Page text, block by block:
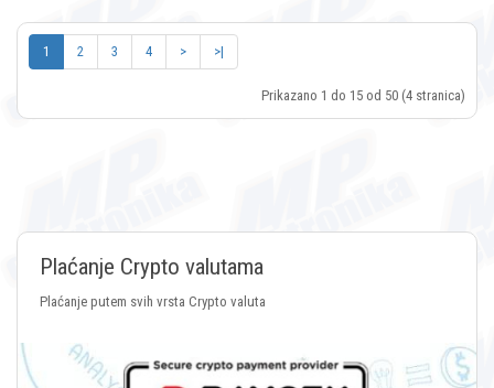
1 2 3 4 > >|
Prikazano 1 do 15 od 50 (4 stranica)
Plaćanje Crypto valutama
Plaćanje putem svih vrsta Crypto valuta